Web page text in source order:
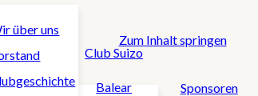
Zum Inhalt springen
über uns
Club Suizo
Balear Sponsoren